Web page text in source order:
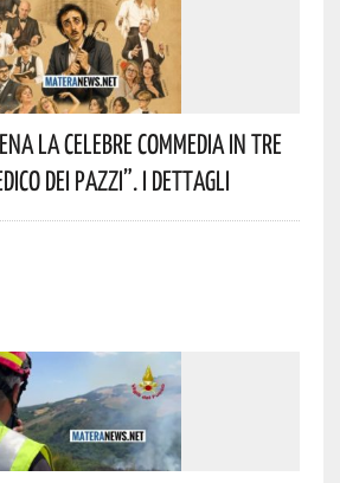
La Celebre Commedia In Tre
Dei Pazzi”. I Dettagli